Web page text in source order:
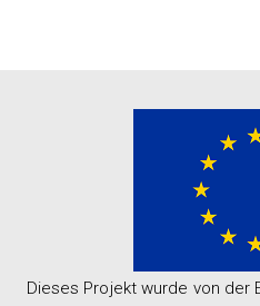
Dieses Projekt wurde von der